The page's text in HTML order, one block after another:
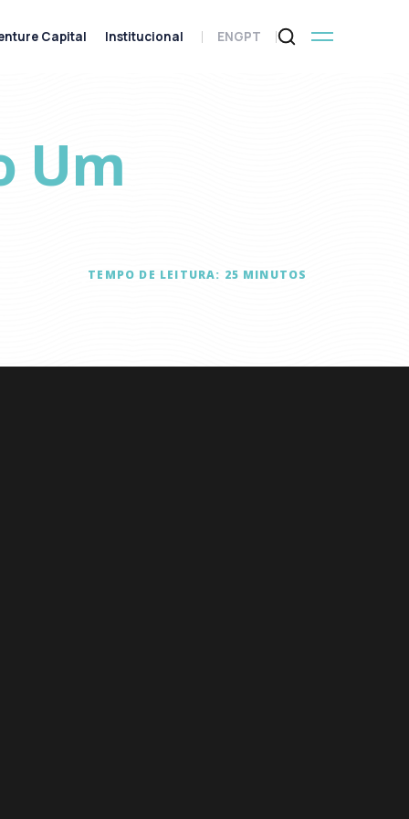
Um
TEMPO DE LEITURA: 25 MINUTOS
Capital Institucional ENGPT